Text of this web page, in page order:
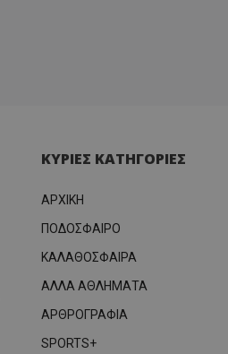
ΚΥΡΙΕΣ ΚΑΤΗΓΟΡΙΕΣ
ΑΡΧΙΚΗ
ΠΟΔΟΣΦΑΙΡΟ
ΚΑΛΑΘΟΣΦΑΙΡΑ
ΑΛΛΑ ΑΘΛΗΜΑΤΑ
ΑΡΘΡΟΓΡΑΦΙΑ
SPORTS+